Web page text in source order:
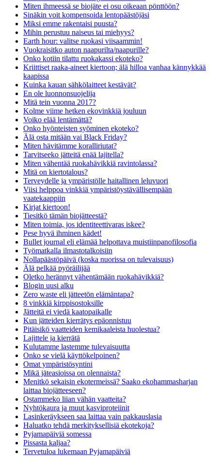
Miten ihmeessä se biojäte ei osu oikeaan pönttöön?
Sinäkin voit kompensoida lentopäästöjäsi
Miksi emme rakentaisi puusta?
Mihin perustuu naiseus tai miehyys?
Earth hour: valitse ruokasi viisaammin!
Vuokraisitko auton naapurilta/naapurille?
Onko kotiin tilattu ruokakassi ekoteko?
Kriittiset raaka-aineet kiertoon; älä hilloa vanhaa kännykkää
kaapissa
Kuinka kauan sähkölaitteet kestävät?
En ole luonnonsuojelija
Mitä tein vuonna 2017?
Kolme viime hetken ekovinkkiä jouluun
Voiko elää lentämättä?
Onko hyönteisten syöminen ekoteko?
Älä osta mitään vai Black Friday?
Miten hävitämme koralliriutat?
Tarvitseeko jätteitä enää lajitella?
Miten vähentää ruokahävikkiä ravintolassa?
Mitä on kiertotalous?
Terveydelle ja ympäristölle haitallinen leluvuori
Viisi helppoa vinkkiä ympäristöystävällisempään
vaatekaappiin
Kirjat kiertoon!
Tiesitkö tämän biojätteestä?
Miten toimia, jos identiteettivaras iskee?
Pese hyvä ihminen kädet!
Bullet journal eli elämää helpottava muistiinpanofilosofia
Työmatkalla ilmastotalkoisiin
Nollapäästöpäivä (koska nuorissa on tulevaisuus)
Älä pelkää pyöräilijää
Oletko herännyt vähentämään ruokahävikkiä?
Blogin uusi alku
Zero waste eli jätteetön elämäntapa?
8 vinkkiä kirppisostoksille
Jätteitä ei viedä kaatopaikalle
Kun jätteiden kierrätys epäonnistuu
Pitäisikö vaatteiden kemikaaleista huolestua?
Lajittele ja kierrätä
Kulutamme lastemme tulevaisuutta
Onko se vielä käyttökelpoinen?
Omat ympäristösyntini
Mikä jäteasioissa on olennaista?
Menitkö sekaisin ekotermeissä? Saako ekohammasharjan
laittaa biojätteeseen?
Ostammeko liian vähän vaatteita?
Nyhtökaura ja muut kasviproteiinit
Lasinkeräykseen saa laittaa vain pakkauslasia
Haluatko tehdä merkityksellisiä ekotekoja?
Pyjamapäiviä somessa
Pissasta kaljaa?
Tervetuloa lukemaan Pyjamapäiviä